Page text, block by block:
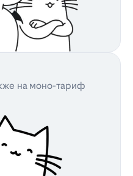
на моно-тариф